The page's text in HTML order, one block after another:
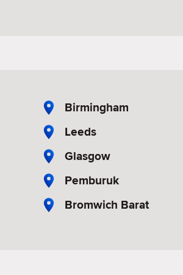
Birmingham
Leeds
Glasgow
Pemburuk
Bromwich Barat